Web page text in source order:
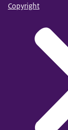
Copyright